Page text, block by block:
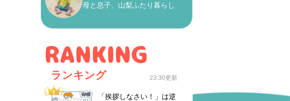
母と息子、山梨ふたり暮らし
ランキング 23:30更新
「挨拶しなさい！」は逆